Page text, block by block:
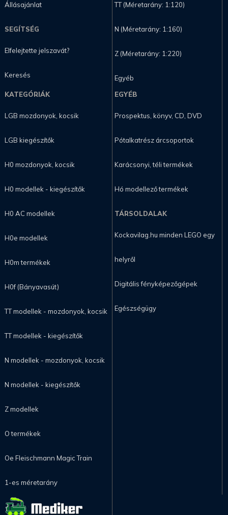
Állásajánlat
SEGÍTSÉG
Elfelejtette jelszavát?
Keresés
TT (Méretarány: 1:120)
N (Méretarány: 1:160)
Z (Méretarány: 1:220)
Egyéb
KATEGÓRIÁK
LGB mozdonyok, kocsik
LGB kiegészítők
H0 mozdonyok, kocsik
H0 modellek - kiegészítők
H0 AC modellek
H0e modellek
H0m termékek
H0f (Bányavasút)
TT modellek - mozdonyok, kocsik
TT modellek - kiegészítők
N modellek - mozdonyok, kocsik
N modellek - kiegészítők
Z modellek
O termékek
Oe Fleischmann Magic Train
1-es méretarány
EGYÉB
Prospektus, könyv, CD, DVD
Pótalkatrész árcsoportok
Karácsonyi, téli termékek
Hó modellező termékek
TÁRSOLDALAK
Kockavilag.hu minden LEGO egy
helyről
Digitális fényképezőgépek
Egészségügy